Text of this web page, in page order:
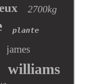
2700kg
plante
james
williams